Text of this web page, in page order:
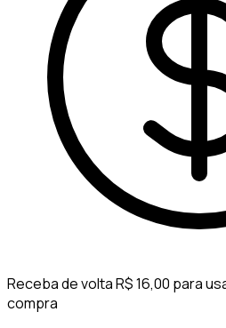
Receba de volta R$ 16,00 para
compra